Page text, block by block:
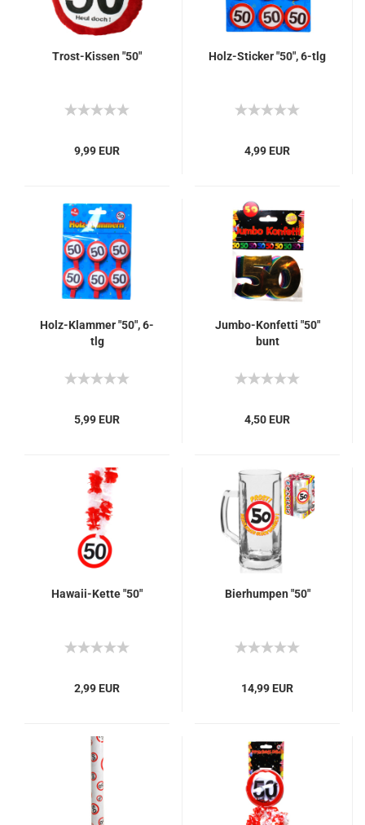
Trost-Kissen "50"
9,99 EUR
Holz-Sticker "50", 6-tlg
4,99 EUR
Holz-Klammer "50", 6-
tlg
5,99 EUR
Jumbo-Konfetti "50"
bunt
4,50 EUR
Hawaii-Kette "50"
2,99 EUR
Bierhumpen "50"
14,99 EUR